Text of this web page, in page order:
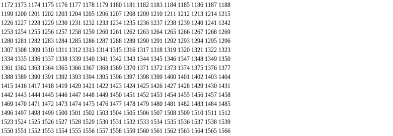
1172 1173 1174 1175 1176 1177 1178 1179 1180 1181 1182 1183 1184 1185 1186 1187 1188
1199 1200 1201 1202 1203 1204 1205 1206 1207 1208 1209 1210 1211 1212 1213 1214 1215
1226 1227 1228 1229 1230 1231 1232 1233 1234 1235 1236 1237 1238 1239 1240 1241 1242
1253 1254 1255 1256 1257 1258 1259 1260 1261 1262 1263 1264 1265 1266 1267 1268 1269
1280 1281 1282 1283 1284 1285 1286 1287 1288 1289 1290 1291 1292 1293 1294 1295 1296
1307 1308 1309 1310 1311 1312 1313 1314 1315 1316 1317 1318 1319 1320 1321 1322 1323
1334 1335 1336 1337 1338 1339 1340 1341 1342 1343 1344 1345 1346 1347 1348 1349 1350
1361 1362 1363 1364 1365 1366 1367 1368 1369 1370 1371 1372 1373 1374 1375 1376 1377
1388 1389 1390 1391 1392 1393 1394 1395 1396 1397 1398 1399 1400 1401 1402 1403 1404
1415 1416 1417 1418 1419 1420 1421 1422 1423 1424 1425 1426 1427 1428 1429 1430 1431
1442 1443 1444 1445 1446 1447 1448 1449 1450 1451 1452 1453 1454 1455 1456 1457 1458
1469 1470 1471 1472 1473 1474 1475 1476 1477 1478 1479 1480 1481 1482 1483 1484 1485
1496 1497 1498 1499 1500 1501 1502 1503 1504 1505 1506 1507 1508 1509 1510 1511 1512
1523 1524 1525 1526 1527 1528 1529 1530 1531 1532 1533 1534 1535 1536 1537 1538 1539
1550 1551 1552 1553 1554 1555 1556 1557 1558 1559 1560 1561 1562 1563 1564 1565 1566